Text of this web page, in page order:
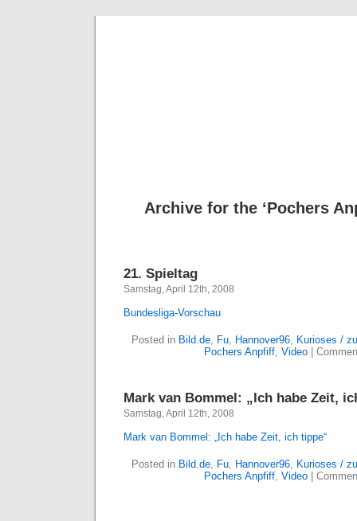
Archive for the ‘Pochers
21. Spieltag
Samstag, April 12th, 2008
Bundesliga-Vorschau
Posted in Bild.de, Fu, Hannover96, Kurioses /
Pochers Anpfiff, Video
Mark van Bommel: „Ich habe Zeit,
Samstag, April 12th, 2008
Mark van Bommel: „Ich habe Zeit, ich tippe“
Posted in Bild.de, Fu, Hannover96, Kurioses /
Pochers Anpfiff, Video